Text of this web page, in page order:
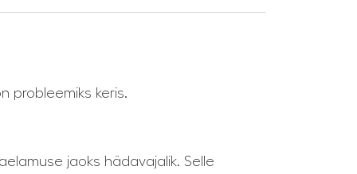
probleemiks keris.
jaoks hädavajalik. Selle